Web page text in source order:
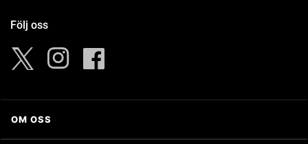
Följ oss
OM OSS